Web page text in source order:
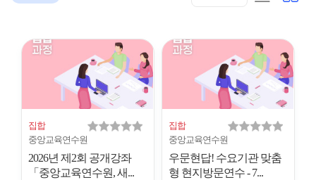
개
수
집합
중앙교육연수원
2026년 제2회 공개강좌
「중앙교육연수원, 새...
집합
중앙교육연수원
우문현답! 수요기관 맞춤
형 현지방문연수 - 7...